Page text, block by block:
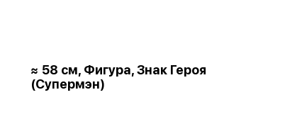
≈ 58 см, Фигура, Знак Героя
(Супермэн)